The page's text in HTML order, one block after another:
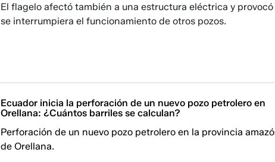
El flagelo afectó también a una estructura eléctrica y provocó
se interrumpiera el funcionamiento de otros pozos.
Ecuador inicia la perforación de un nuevo pozo petrolero en
Orellana: ¿Cuántos barriles se calculan?
Perforación de un nuevo pozo petrolero en la provincia
de Orellana.